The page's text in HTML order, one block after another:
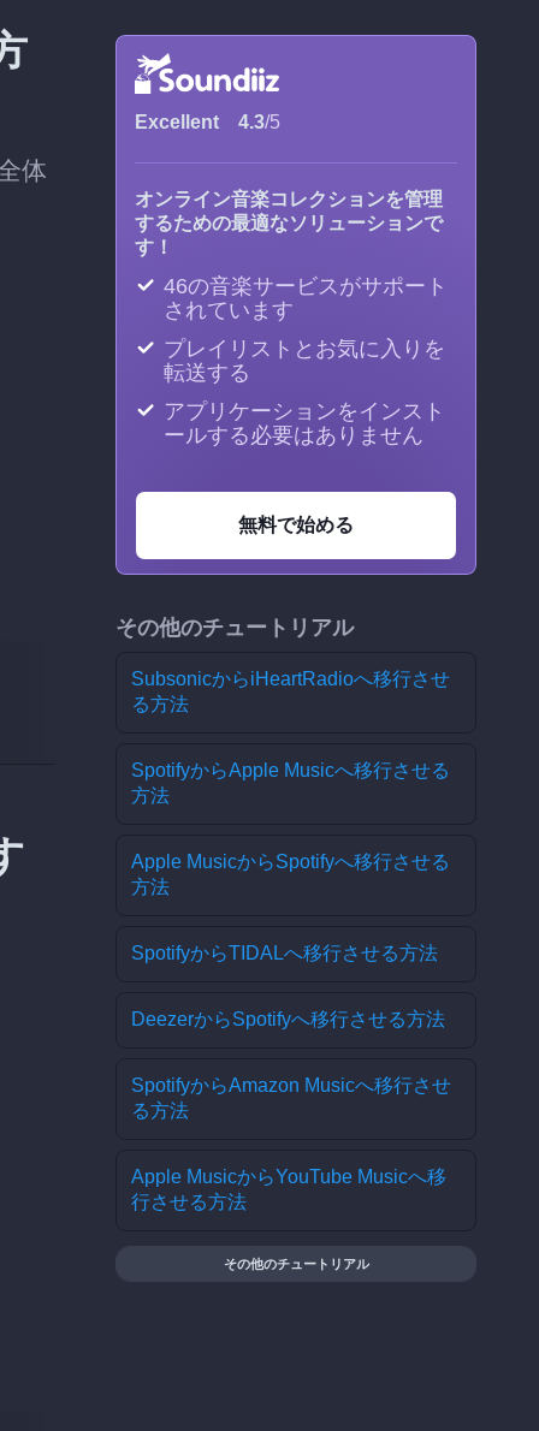
体
Excellent 4.3/5
オンライン音楽コレクションを管理
するための最適なソリューションで
す！
46の音楽サービスがサポート
されています
プレイリストとお気に入りを
転送する
アプリケーションをインスト
ールする必要はありません
無料で始める
その他のチュートリアル
SubsonicからiHeartRadioへ移行させ
る方法
SpotifyからApple Musicへ移行させる
方法
Apple MusicからSpotifyへ移行させる
方法
SpotifyからTIDALへ移行させる方法
DeezerからSpotifyへ移行させる方法
SpotifyからAmazon Musicへ移行させ
る方法
Apple MusicからYouTube Musicへ移
行させる方法
その他のチュートリアル